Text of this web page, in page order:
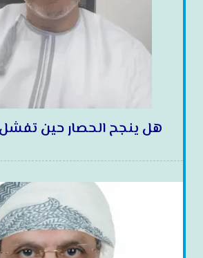
هل ينجح الحصار حين تفشل